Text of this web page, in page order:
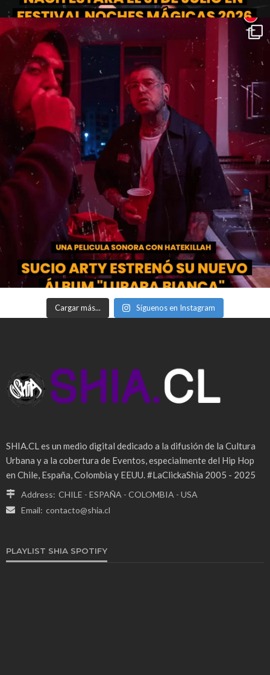
Cargar más... Síguenos en Instagram
SHIA.CL es un medio digital dedicado a la difusión de la Cultura
Urbana y a la cobertura de Eventos, especialmente del Hip Hop
en Chile, España, Colombia y EEUU. #LaClickaShia 2005 - 2025
Address: CHILE - ESPAÑA - COLOMBIA - USA
Email: contacto@shia.cl
PLAYLIST SHIA SPOTIFY